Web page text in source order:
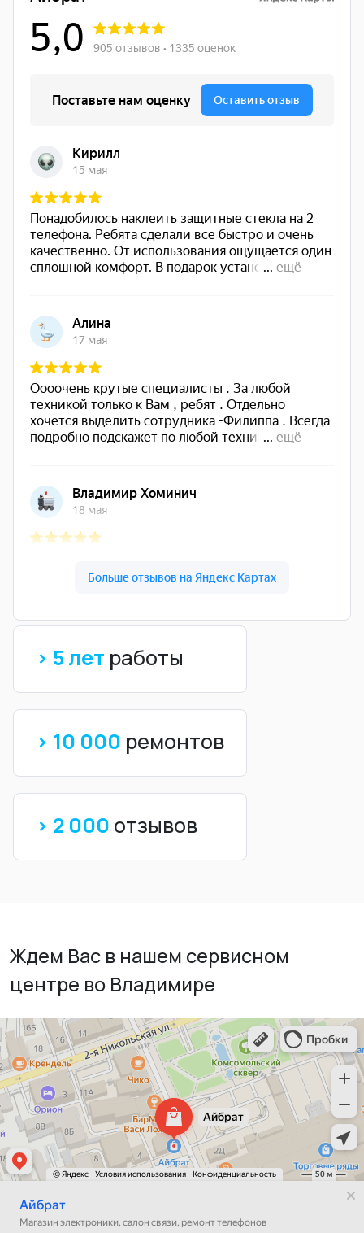
> 5 лет работы
> 10 000 ремонтов
> 2 000 отзывов
Ждем Вас в нашем сервисном
центре во Владимире